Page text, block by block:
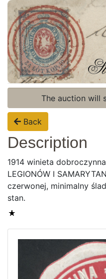
Register
Login
Current auction
Recent result
The auction will
Back
Description
1914 winieta
LEGIONÓW I
czerwonej, minimalny
stan.